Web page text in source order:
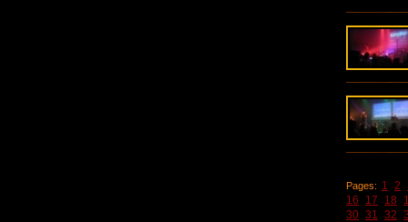
Pages: 1 2
16
17 18
30 31 32